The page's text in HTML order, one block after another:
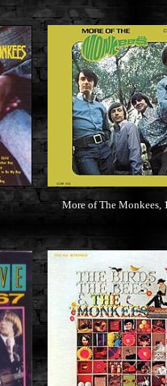
More of The Monkees,